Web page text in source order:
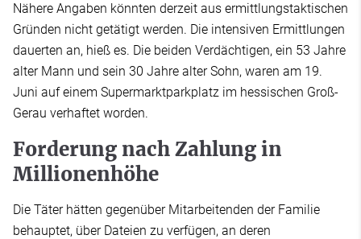
Nähere Angaben könnten derzeit aus ermittlungstaktischen
Gründen nicht getätigt werden. Die intensiven Ermittlungen
dauerten an, hieß es. Die beiden Verdächtigen, ein 53 Jahre
alter Mann und sein 30 Jahre alter Sohn, waren am 19.
Juni auf einem Supermarktparkplatz im hessischen Groß-
Gerau verhaftet worden.
Forderung nach Zahlung in
Millionenhöhe
Die Täter hätten gegenüber Mitarbeitenden der Familie
behauptet, über Dateien zu verfügen, an deren